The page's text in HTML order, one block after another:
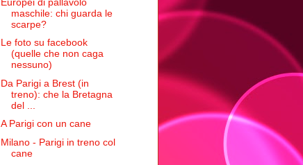
maschile: chi guarda le
scarpe?
Le foto su facebook
(quelle che non caga
nessuno)
Da Parigi a Brest (in
treno): che la Bretagna
del ...
A Parigi con un cane
Milano - Parigi in treno col
cane